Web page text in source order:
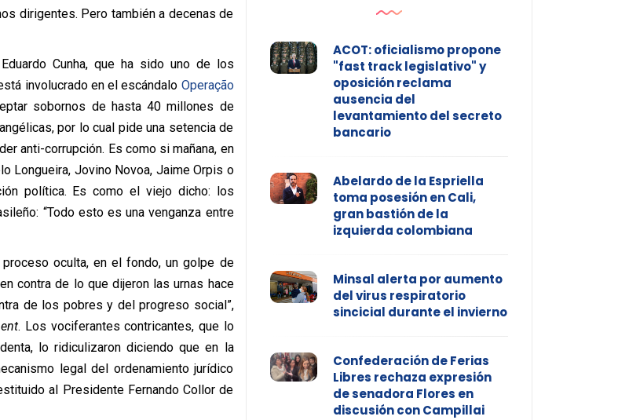
dirigentes. Pero también a decenas de
Cunha, que ha sido uno de los
involucrado en el escándalo Operação
sobornos de hasta 40 millones de
por lo cual pide una setencia de
anti-corrupción. Es como si mañana, en
Longueira, Jovino Novoa, Jaime Orpis o
política. Es como el viejo dicho: los
“Todo esto es una venganza entre
oculta, en el fondo, un golpe de
contra de lo que dijeron las urnas hace
de los pobres y del progreso social”,
. Los vociferantes contricantes, que lo
lo ridiculizaron diciendo que en la
legal del ordenamiento jurídico
al Presidente Fernando Collor de
ACOT: oficialismo propone
"fast track legislativo" y
oposición reclama
ausencia del
levantamiento del secreto
bancario
Abelardo de la Espriella
toma posesión en Cali,
gran bastión de la
izquierda colombiana
Minsal alerta por aumento
del virus respiratorio
sincicial durante el invierno
Confederación de Ferias
Libres rechaza expresión
de senadora Flores en
discusión con Campillai